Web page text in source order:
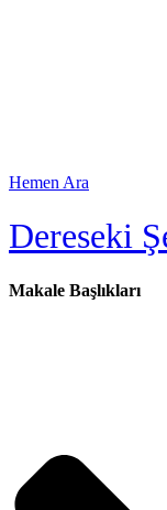
Hemen Ara
Dereseki
Makale Başlıkları